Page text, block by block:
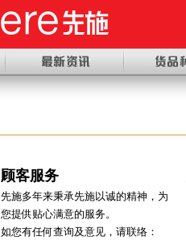
顾客服务
先施多年来秉承先施以诚的精神，为
您提供贴心满意的服务。
如您有任何查询及意见，请联络：